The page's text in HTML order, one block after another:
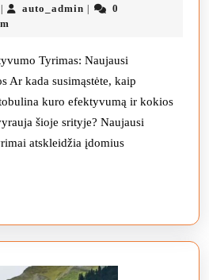
sąnaudos
m.
išaugo
iki
23,8
21
| auto_admin auto_admin
|
0
Tyrimas: Naujausi
Ar kada susimąstėte, kaip
kuro efektyvumą ir kokios
šioje srityje? Naujausi
atskleidžia įdomius